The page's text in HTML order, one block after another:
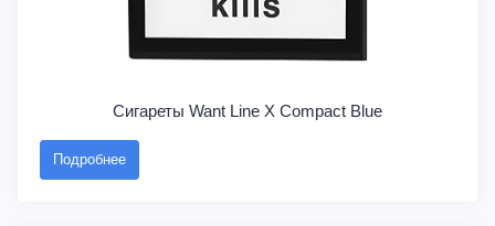
Сигареты Want Line X Compact Blue
Подробнее